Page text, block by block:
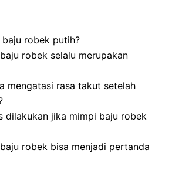
robek putih?
robek selalu merupakan
mengatasi rasa takut setelah
dilakukan jika mimpi baju robek
robek bisa menjadi pertanda